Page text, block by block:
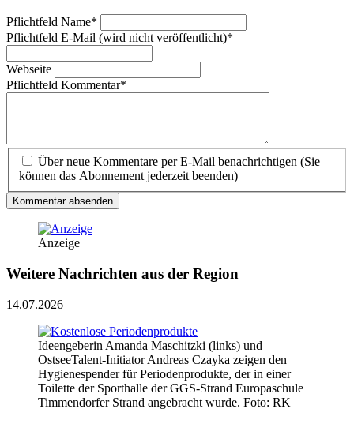
Pflichtfeld Name*
Pflichtfeld E-Mail (wird nicht veröffentlicht)*
Webseite
Pflichtfeld Kommentar*
Über neue Kommentare per E-Mail benachrichtigen (Sie
können das Abonnement jederzeit beenden)
Kommentar absenden
Anzeige
Weitere Nachrichten aus der Region
14.07.2026
Ideengeberin Amanda Maschitzki (links) und
OstseeTalent-Initiator Andreas Czayka zeigen den
Hygienespender für Periodenprodukte, der in einer
Toilette der Sporthalle der GGS-Strand Europaschule
Timmendorfer Strand angebracht wurde. Foto: RK